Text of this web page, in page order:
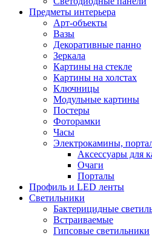
Предметы интерьера
Арт-объекты
Вазы
Декоративные панно
Зеркала
Картины на стекле
Картины на холстах
Ключницы
Модульные картины
Постеры
Фоторамки
Часы
Электрокамины,
Аксессуары для
Очаги
Порталы
Профиль и LED ленты
Светильники
Бактерицидные
Встраиваемые
Гипсовые светильники